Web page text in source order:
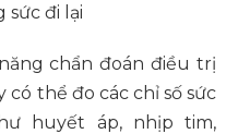
sức đi lại
chẩn đoán điều trị
có thể đo các chỉ số sức
huyết áp, nhịp tim,